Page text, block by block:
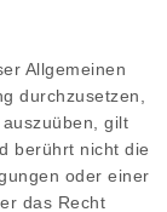
Allgemeinen
durchzusetzen,
gilt
berührt nicht die
oder einer
das Recht